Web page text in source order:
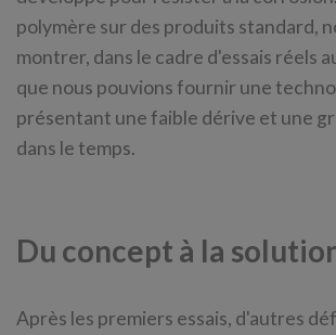
polymère sur des produits standard,
montrer, dans le cadre d'essais réels
que nous pouvions fournir une
présentant une faible dérive et une
dans le temps.
Du concept à la
Après les premiers essais, d'autres